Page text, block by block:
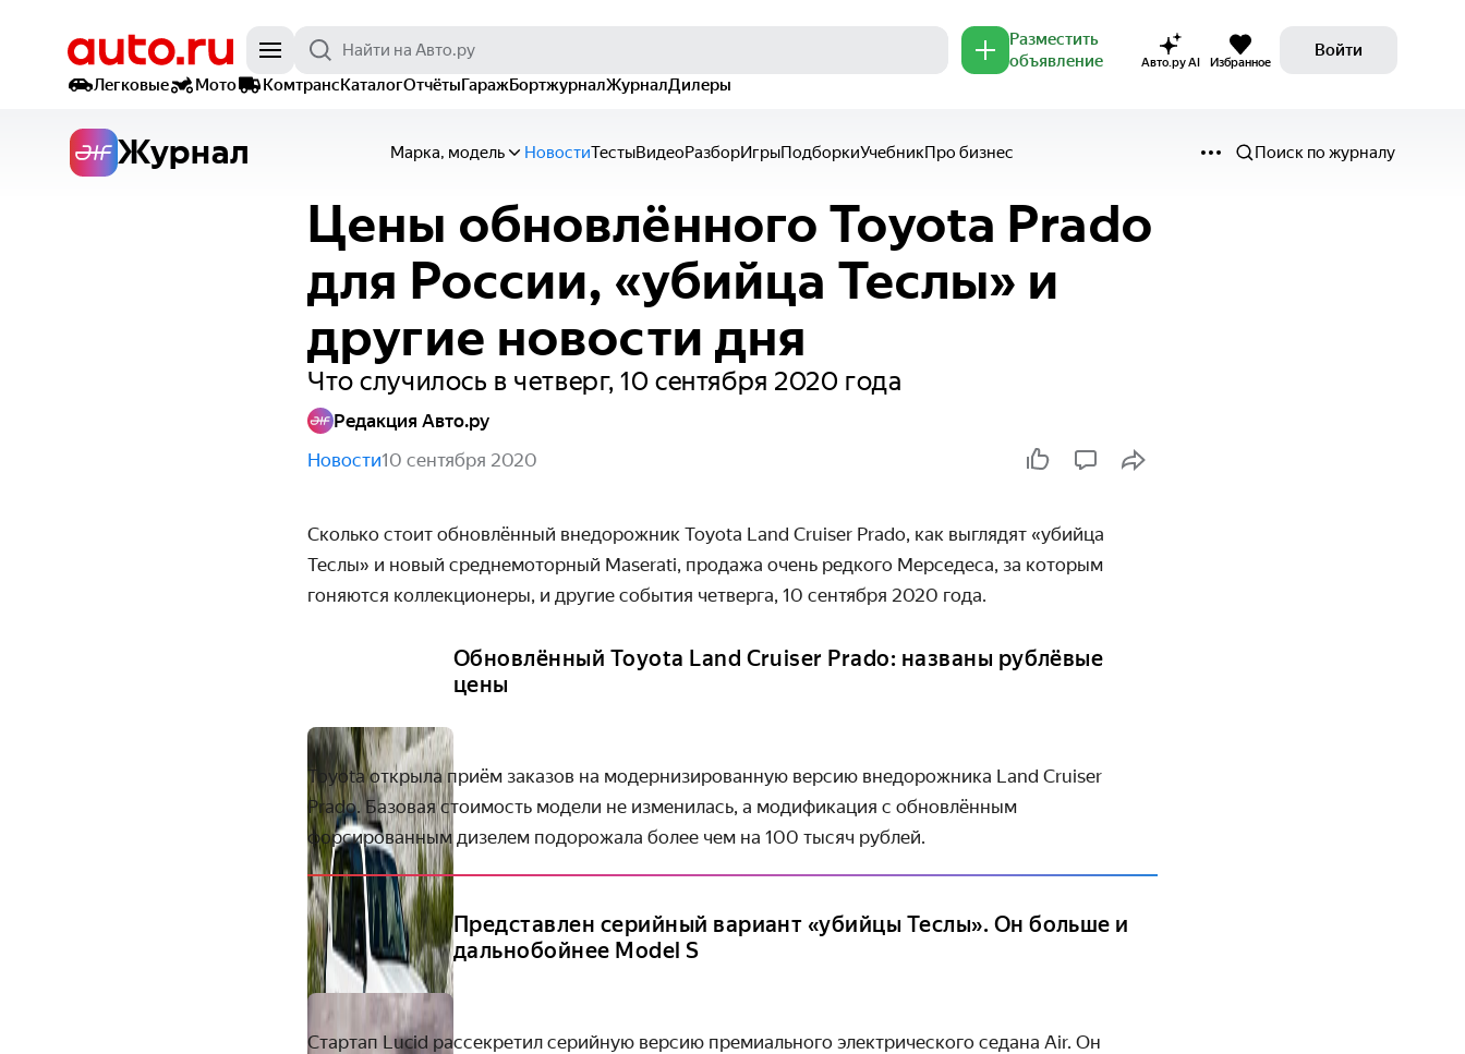
Разместить
объявление
Авто.ру AI Избранное
Войти
Легковые
Мото КомтрансКаталогОтчётыГаражБортжурналЖурналДилеры
Журнал Марка, модель НовостиТестыВидеоРазборИгрыПодборкиУчебникПро бизнес Поиск по журналу
Цены обновлённого Toyota Prado
для России, «убийца Теслы» и
другие новости дня
Что случилось в четверг, 10 сентября 2020 года
Редакция Авто.ру
Новости10 сентября 2020
Сколько стоит обновлённый внедорожник Toyota Land Cruiser Prado, как выглядят «убийца
Теслы» и новый среднемоторный Maserati, продажа очень редкого Мерседеса, за которым
гоняются коллекционеры, и другие события четверга, 10 сентября 2020 года.
Обновлённый Toyota Land Cruiser Prado: названы рублёвые
цены
Toyota открыла приём заказов на модернизированную версию внедорожника Land Cruiser
Prado. Базовая стоимость модели не изменилась, а модификация с обновлённым
форсированным дизелем подорожала более чем на 100 тысяч рублей.
Представлен серийный вариант «убийцы Теслы». Он больше и
дальнобойнее Model S
Стартап Lucid рассекретил серийную версию премиального электрического седана Air. Он